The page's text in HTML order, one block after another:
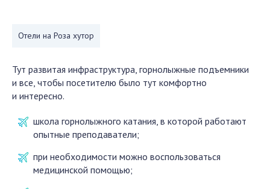
Отели на Роза хутор
Тут развитая инфраструктура, горнолыжные подъемники
и все, чтобы посетителю было тут комфортно
и интересно.
школа горнолыжного катания, в которой работают
опытные преподаватели;
при необходимости можно воспользоваться
медицинской помощью;